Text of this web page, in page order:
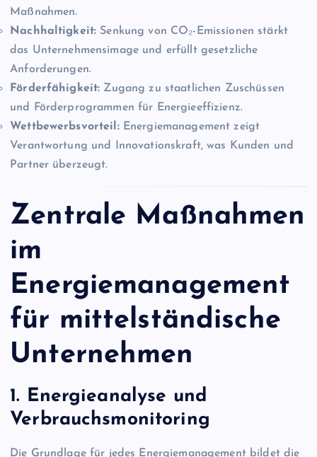
Maßnahmen.
Nachhaltigkeit: Senkung von CO₂-Emissionen stärkt
das Unternehmensimage und erfüllt gesetzliche
Anforderungen.
Förderfähigkeit: Zugang zu staatlichen Zuschüssen
und Förderprogrammen für Energieeffizienz.
Wettbewerbsvorteil:Energiemanagement zeigt
Verantwortung und Innovationskraft, was Kunden und
Partner überzeugt.
Zentrale Maßnahmen
im
Energiemanagement
für mittelständische
Unternehmen
1. Energieanalyse und
Verbrauchsmonitoring
Die Grundlage für jedes Energiemanagement bildet die